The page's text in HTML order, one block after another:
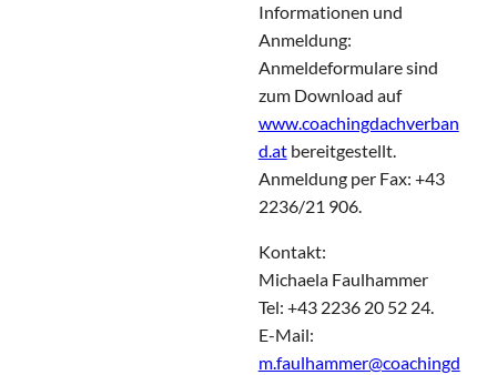
Informationen und
Anmeldung:
Anmeldeformulare sind
zum Download auf
www.coachingdachverban
d.atbereitgestellt.
Anmeldung per Fax: +43
2236/21 906.
Kontakt:
Michaela Faulhammer
Tel: +43 2236 20 52 24.
E-Mail:
m.faulhammer@coachingd